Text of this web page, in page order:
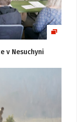
v Nesuchyni